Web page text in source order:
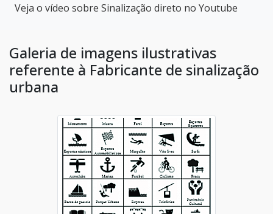
Veja o vídeo sobre Sinalização direto no Youtube
Galeria de imagens ilustrativas
referente à Fabricante de sinalização
urbana